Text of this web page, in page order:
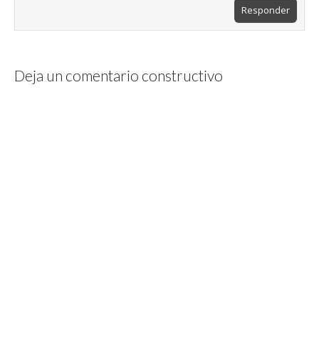
Responder
Deja un comentario constructivo